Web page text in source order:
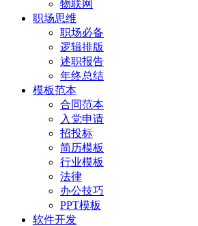
物联网
职场思维
职场必备
逻辑排版
述职报告
年终总结
模板范本
合同范本
入党申请
招投标
简历模板
行业模板
法律
办公技巧
PPT模板
软件开发